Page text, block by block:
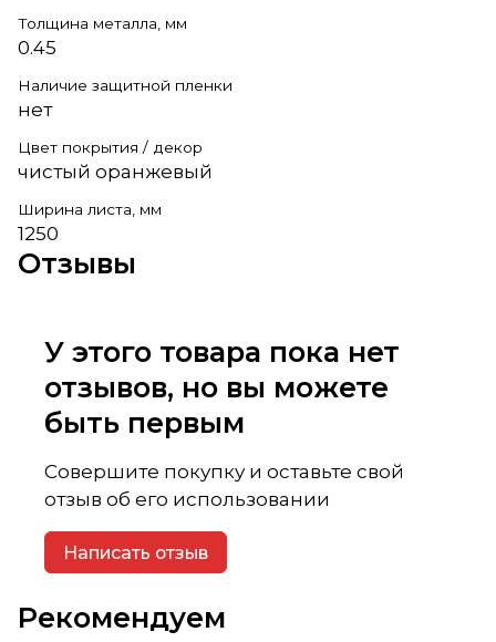
Толщина металла, мм
0.45
Наличие защитной пленки
нет
Цвет покрытия / декор
чистый оранжевый
Ширина листа, мм
1250
Отзывы
У этого товара пока нет
отзывов, но вы можете
быть первым
Совершите покупку и оставьте свой
отзыв об его использовании
Написать отзыв
Рекомендуем